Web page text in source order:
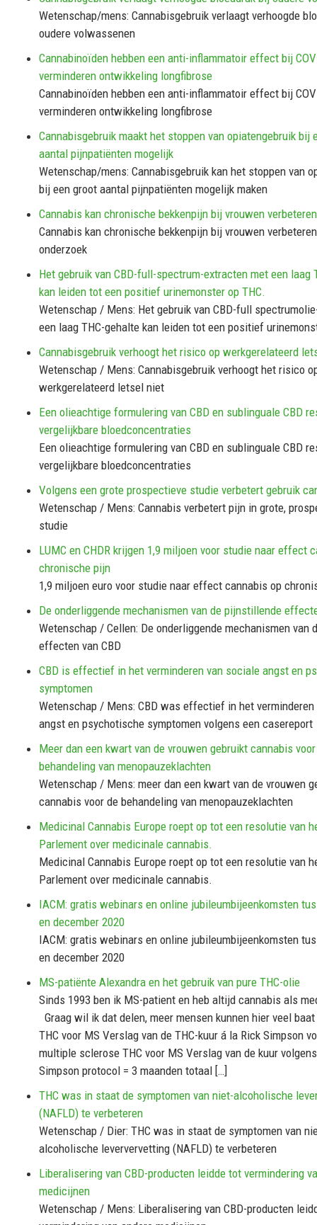
Wetenschap/mens: Cannabisgebruik verlaagt verhoogde
oudere volwassenen
Cannabinoïden hebben een anti-inflammatoir effect bij
verminderen ontwikkeling longfibrose
Cannabinoïden hebben een anti-inflammatoir effect bij
verminderen ontwikkeling longfibrose
Cannabisgebruik maakt het stoppen van opiatengebruik bij
aantal pijnpatiënten mogelijk
Wetenschap/mens: Cannabisgebruik kan het stoppen van
bij een groot aantal pijnpatiënten mogelijk maken
Cannabis kan chronische bekkenpijn bij vrouwen verbeteren
Cannabis kan chronische bekkenpijn bij vrouwen
onderzoek
Het gebruik van CBD-full-spectrum-extracten met een laag
kan leiden tot een positief urinemonster op THC.
Wetenschap / Mens: Het gebruik van CBD-full
een laag THC-gehalte kan leiden tot een positief
Cannabisgebruik verhoogt het risico op werkgerelateerd
Wetenschap / Mens: Cannabisgebruik verhoogt het risico
werkgerelateerd letsel niet
Een olieachtige formulering van CBD en sublinguale CBD
vergelijkbare bloedconcentraties
Een olieachtige formulering van CBD en sublinguale CBD
vergelijkbare bloedconcentraties
Volgens een grote prospectieve studie verbetert gebruik
Wetenschap / Mens: Cannabis verbetert pijn in grote,
studie
LUMC en CHDR krijgen 1,9 miljoen voor studie naar effect
chronische pijn
1,9 miljoen euro voor studie naar effect cannabis op
De onderliggende mechanismen van de pijnstillende
Wetenschap / Cellen: De onderliggende mechanismen van
effecten van CBD
CBD is effectief in het verminderen van sociale angst en
symptomen
Wetenschap / Mens: CBD was effectief in het
angst en psychotische symptomen volgens een casereport
Meer dan een kwart van de vrouwen gebruikt cannabis
behandeling van menopauzeklachten
Wetenschap / Mens: meer dan een kwart van de vrouwen
cannabis voor de behandeling van menopauzeklachten
Medicinal Cannabis Europe roept op tot een resolutie van
Parlement over medicinale cannabis.
Medicinal Cannabis Europe roept op tot een resolutie van
Parlement over medicinale cannabis.
IACM: gratis webinars en online jubileumbijeenkomsten
en december 2020
IACM: gratis webinars en online jubileumbijeenkomsten
en december 2020
MS-patiënte Alexandra en het gebruik van pure THC-olie
Sinds 1993 ben ik MS-patient en heb altijd cannabis als
Graag wil ik dat delen, meer mensen kunnen hier veel
THC voor MS Verslag van de THC-kuur á la Rick Simpson
multiple sclerose THC voor MS Verslag van de kuur
Simpson protocol = 3 maanden totaal […]
THC was in staat de symptomen van niet-alcoholische
(NAFLD) te verbeteren
Wetenschap / Dier: THC was in staat de symptomen van
alcoholische leververvetting (NAFLD) te verbeteren
Liberalisering van CBD-producten leidde tot vermindering
medicijnen
Wetenschap / Mens: Liberalisering van CBD-producten